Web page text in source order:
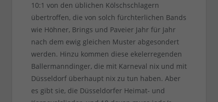
10:1 von den üblichen Kölschschlagern
übertroffen, die von solch fürchterlichen Bands
wie Höhner, Brings und Paveier Jahr für Jahr
nach dem ewig gleichen Muster abgesondert
werden. Hinzu kommen diese ekelerregenden
Ballermanndinger, die mit Karneval nix und mit
Düsseldorf überhaupt nix zu tun haben. Aber
es gibt sie, die Düsseldorfer Heimat- und